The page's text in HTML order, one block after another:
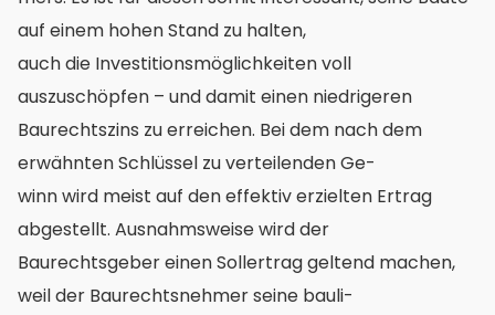
auf einem hohen Stand zu halten,
auch die Investitionsmöglichkeiten voll
auszuschöpfen – und damit einen niedrigeren
Baurechtszins zu erreichen. Bei dem nach dem
erwähnten Schlüssel zu verteilenden Ge-
winn wird meist auf den effektiv erzielten Ertrag
abgestellt. Ausnahmsweise wird der
Baurechtsgeber einen Sollertrag geltend machen,
weil der Baurechtsnehmer seine bauli-